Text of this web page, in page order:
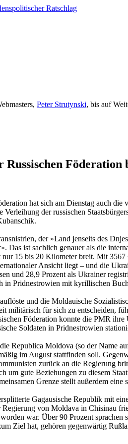
Peter Strutynski, bis auf
Russischen
hat sich am Dienstag auch
Verleihung der russischen
der »Land jenseits des
Das ist sachlich genauer als die
15 bis 20 Kilometer breit. Mit
Ansicht liegt – und die
und 28,9 Prozent als Ukrainer
in Pridnestrowien mit kyrillischen
und die Moldauische
militärisch für sich zu entscheiden,
Föderation konnte die PMR
Soldaten in Pridnestrowien
Republica Moldova (so der Name
im August stattfinden soll.
zurück an die Regierung
um gute Beziehungen zu diesem
Grenze stellt außerdem eine
Gagausische Republik mit
von Moldava in Chisinau
war. Über 90 Prozent
Ziel hat, gehören gegenwärtig